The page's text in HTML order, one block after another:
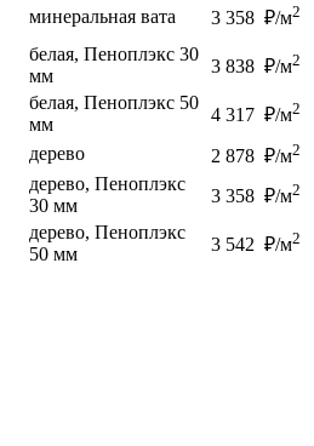
минеральная вата 3 358 ₽/м2
белая, Пеноплэкс 30
мм
3 838 ₽/м2
белая, Пеноплэкс 50
мм
4 317 ₽/м2
дерево 2 878 ₽/м2
дерево, Пеноплэкс
30 мм
3 358 ₽/м2
дерево, Пеноплэкс
50 мм
3 542 ₽/м2